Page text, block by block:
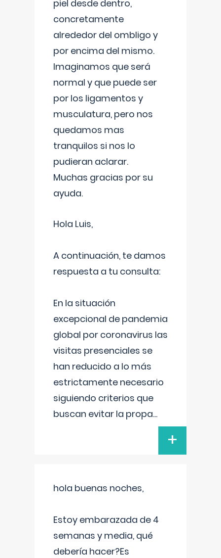
piel desde dentro,
concretamente
alrededor del ombligo y
por encima del mismo.
Imaginamos que será
normal y que puede ser
por los ligamentos y
musculatura, pero nos
quedamos mas
tranquilos si nos lo
pudieran aclarar.
Muchas gracias por su
ayuda.
Hola Luis,
A continuación, te damos
respuesta a tu consulta:
En la situación
excepcional de pandemia
global por coronavirus las
visitas presenciales se
han reducido a lo más
estrictamente necesario
siguiendo criterios que
buscan evitar la propa...
+
hola buenas noches,
Estoy embarazada de 4
semanas y media, qué
debería hacer?Es